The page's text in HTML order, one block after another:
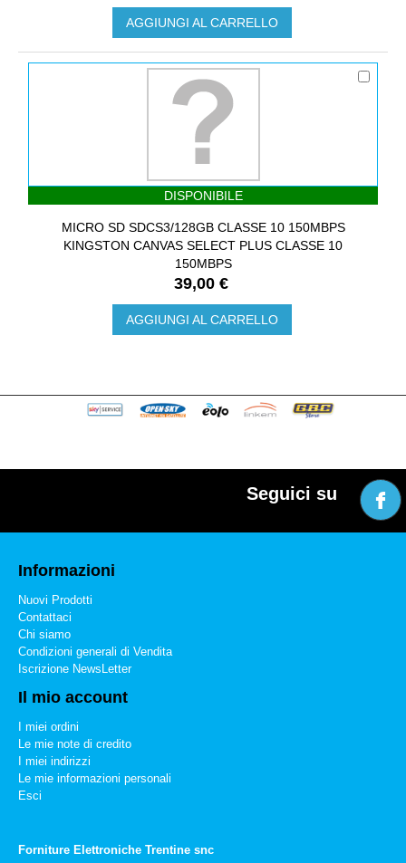
AGGIUNGI AL CARRELLO
DISPONIBILE
MICRO SD SDCS3/128GB CLASSE 10 150MBPS
KINGSTON CANVAS SELECT PLUS CLASSE 10
150MBPS
39,00 €
AGGIUNGI AL CARRELLO
Seguici su
Informazioni
Nuovi Prodotti
Contattaci
Chi siamo
Condizioni generali di Vendita
Iscrizione NewsLetter
Il mio account
I miei ordini
Le mie note di credito
I miei indirizzi
Le mie informazioni personali
Esci
Forniture Elettroniche Trentine snc